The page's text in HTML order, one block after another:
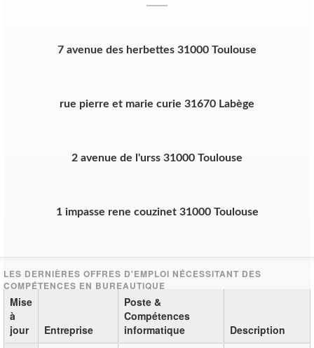
7 avenue des herbettes 31000 Toulouse
rue pierre et marie curie 31670 Labège
2 avenue de l'urss 31000 Toulouse
1 impasse rene couzinet 31000 Toulouse
Mise
à
jour
Entreprise
Poste &
Compétences
informatique
Description